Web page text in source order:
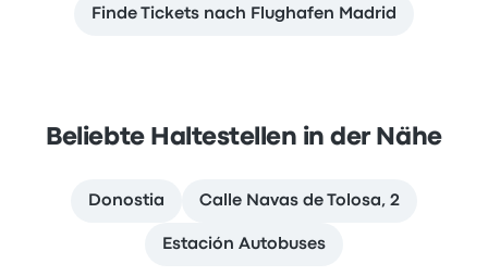
Finde Tickets nach Flughafen Madrid
Beliebte Haltestellen in der Nähe
Donostia Calle Navas de Tolosa, 2
Estación Autobuses